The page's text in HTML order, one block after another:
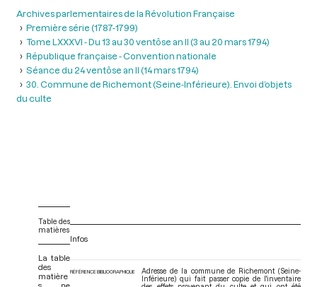
Archives parlementaires de la Révolution Française
Première série (1787-1799)
Tome LXXXVI - Du 13 au 30 ventôse an II (3 au 20 mars 1794)
République française - Convention nationale
Séance du 24 ventôse an II (14 mars 1794)
30. Commune de Richemont (Seine-Inférieure). Envoi d’objets
du culte
Table des
matières
La table
des
matière
s ne
Infos
RÉFÉRENCE BIBLIOGRAPHIQUE
Adresse de la commune de Richemont (Seine-
Inférieure) qui fait passer copie de l'inventaire